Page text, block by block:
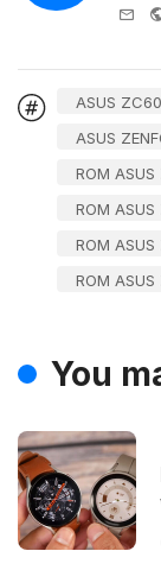
e-
ASUS
ASUS
ROM
ROM
ROM
ROM ASUS
You